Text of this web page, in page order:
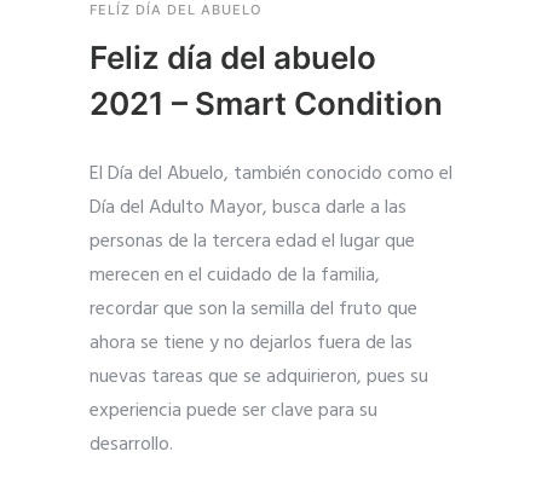
FELÍZ DÍA DEL ABUELO
Feliz día del abuelo
2021 – Smart Condition
El Día del Abuelo, también conocido como el
Día del Adulto Mayor, busca darle a las
personas de la tercera edad el lugar que
merecen en el cuidado de la familia,
recordar que son la semilla del fruto que
ahora se tiene y no dejarlos fuera de las
nuevas tareas que se adquirieron, pues su
experiencia puede ser clave para su
desarrollo.